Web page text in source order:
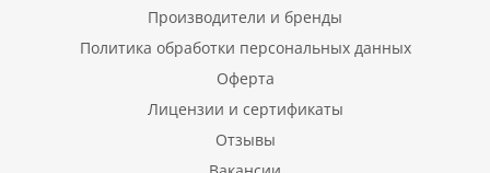
Производители и бренды
Политика обработки персональных данных
Оферта
Лицензии и сертификаты
Отзывы